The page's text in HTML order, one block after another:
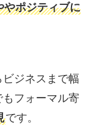
やポジティブに
ビジネスまで幅
フォーマル寄
です。